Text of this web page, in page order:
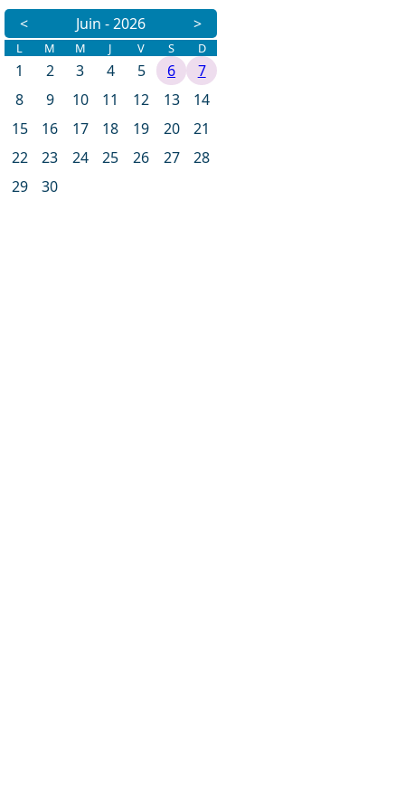
< Juin - 2026 >
L M M J V S D
1 2 3 4 5 6
7
8
9 10 11 12 13
14
15
16 17 18 19 20
21
22
23 24 25 26 27
28
29
30